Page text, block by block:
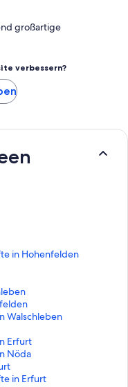
großartige
verbessern?
in Hohenfelden
Walschleben
Erfurt
Nöda
in Erfurt